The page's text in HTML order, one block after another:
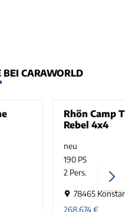
BEI CARAWORLD
Rhön Camp
Rebel 4x4
neu
190 PS
2 Pers.
78465
268.674€